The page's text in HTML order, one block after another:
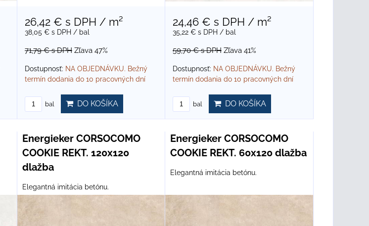
26,42 € s DPH / m²
38,05 € s DPH / bal
71,79 €s DPH Zľava 47%
Dostupnosť: NA OBJEDNÁVKU. Bežný
termín dodania do 10 pracovných dní
bal DO KOŠÍKA
24,46 € s DPH / m²
35,22 €s DPH / bal
59,70 €s DPH Zľava 41%
Dostupnosť: NA OBJEDNÁVKU. Bežný
termín dodania do 10 pracovných dní
bal DO KOŠÍKA
Energieker CORSOCOMO
COOKIE REKT. 120x120
dlažba
Elegantná imitácia betónu.
Energieker CORSOCOMO
COOKIE REKT. 60x120 dlažba
Elegantná imitácia betónu.